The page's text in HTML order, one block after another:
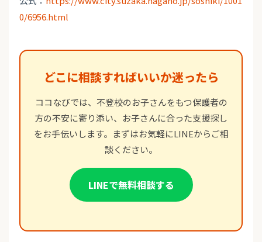
0/6956.html
どこに相談すればいいか迷ったら
ココなびでは、不登校のお子さんをもつ保護者の
方の不安に寄り添い、お子さんに合った支援探し
をお手伝いします。まずはお気軽にLINEからご相
談ください。
LINEで無料相談する